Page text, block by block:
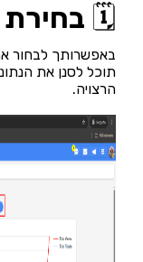
🗓️ בחירת
באפשרותך לבחור
תוכל לסנן את
הרצויה.